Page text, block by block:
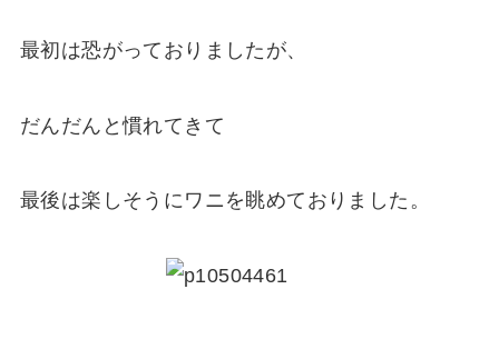
最初は恐がっておりましたが、
だんだんと慣れてきて
最後は楽しそうにワニを眺めておりました。